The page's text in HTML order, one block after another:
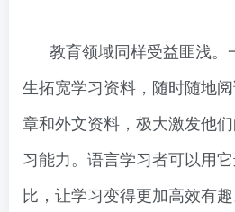
教育领域同样受益匪浅。
生拓宽学习资料，随时随地
章和外文资料，极大激发他
习能力。语言学习者可以用
比，让学习变得更加高效有